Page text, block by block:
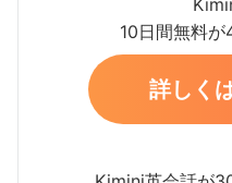
10日間無料
詳しく